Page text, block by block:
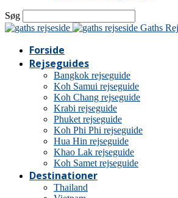
Søg
Gaths
Forside
Rejseguides
Bangkok rejseguide
Koh Samui rejseguide
Koh Chang rejseguide
Krabi rejseguide
Phuket rejseguide
Koh Phi Phi rejseguide
Hua Hin rejseguide
Khao Lak rejseguide
Koh Samet rejseguide
Destinationer
Thailand